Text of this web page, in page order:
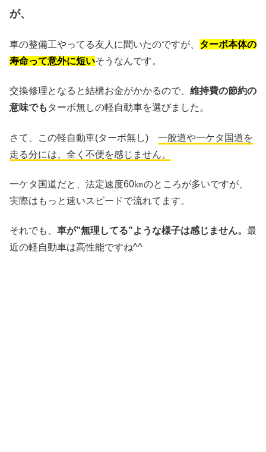
が、
車の整備工やってる友人に聞いたのですが、 ターボ本体の
寿命って意外に短いそうなんです。
交換修理となると結構お金がかかるので、 維持費の節約の
意味でも ターボ無しの軽自動車を選びました。
さて、この軽自動車(ターボ無し) 一般道や一ケタ国道を
走る分には、全く不便を感じません。
一ケタ国道だと、法定速度60㎞のところが多いですが、
実際はもっと速いスピードで流れてます。
それでも、 車が”無理してる”ような様子は感じません。 最
近の軽自動車は高性能ですね^^